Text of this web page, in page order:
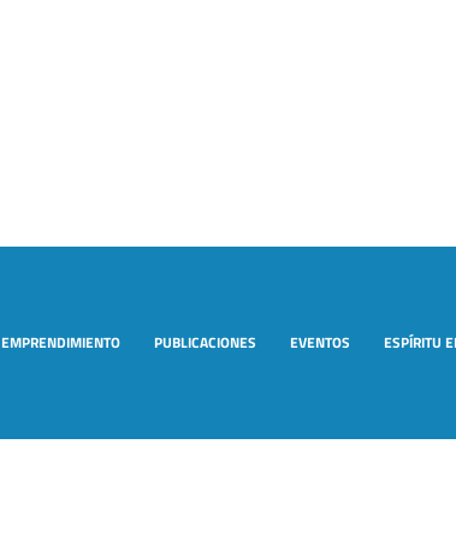
EMPRENDIMIENTO PUBLICACIONES EVENTOS ESPÍRITU